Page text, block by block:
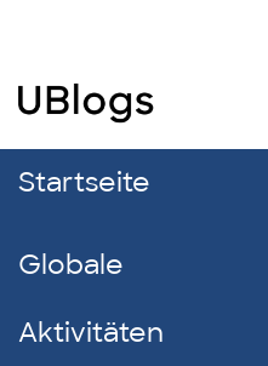
Startseite
Globale
Aktivitäten